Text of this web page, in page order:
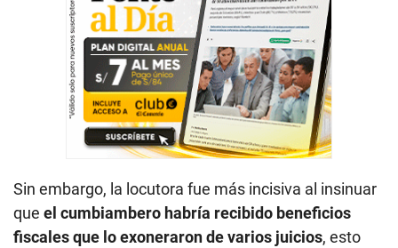
Sin embargo, la locutora fue más incisiva al insinuar
que el cumbiambero habría recibido beneficios
fiscales que lo exoneraron de varios juicios, esto